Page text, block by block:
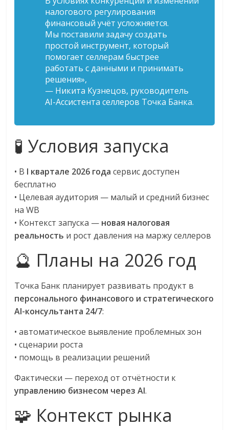
налогового регулирования
финансовый учёт усложняется.
Мы поставили задачу создать
простой инструмент, который
помогает селлерам быстрее
работать с данными и принимать
решения»,
— Никита Кузнецов, руководитель
AI-Ассистента селлеров Точка Банка.
🧪 Условия запуска
• В I квартале 2026 года сервис доступен
бесплатно
• Целевая аудитория — малый и средний бизнес
на WB
• Контекст запуска — новая налоговая
реальность и рост давления на маржу селлеров
🔮 Планы на 2026 год
Точка Банк планирует развивать продукт в
персонального финансового и стратегического
AI-консультанта 24/7:
• автоматическое выявление проблемных зон
• сценарии роста
• помощь в реализации решений
Фактически — переход от отчётности к
управлению бизнесом через AI.
🧩 Контекст рынка